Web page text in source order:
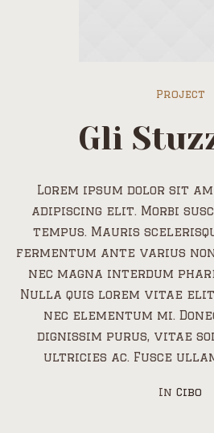
Project
Gli
Lorem ipsum dolor sit
adipiscing elit. Morbi
tempus. Mauris
fermentum ante varius
nec magna interdum
Nulla quis lorem vitae
nec elementum mi.
dignissim purus, vitae
ultricies ac. Fusce
In Cibo